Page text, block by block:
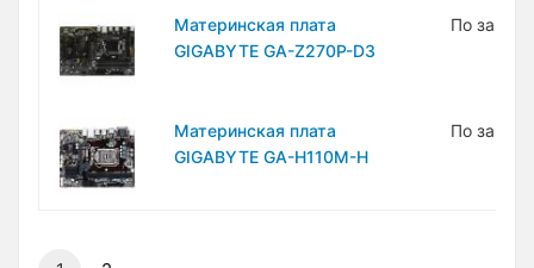
Материнская плата
GIGABYTE GA-Z270P-D3
По
Материнская плата
GIGABYTE GA-H110M-H
По